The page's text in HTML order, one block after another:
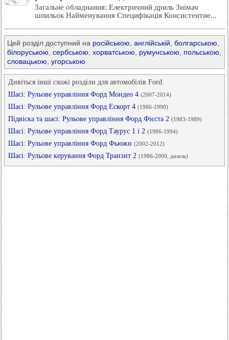
Загальне обладнання: Електричний дриль Знімач
шпильок Найменування Специфікація Консистентне...
Цей розділ доступний на російською англійській болгарською
білоруською сербською хорватською румунською польською
словацькою угорською
Дивіться інші схожі розділи для автомобілів Ford:
Шасі: Рульове управління Форд Мондео 4 (2007-2014)
Шасі: Рульове управління Форд Ескорт 4 (1986-1990)
Підвіска та шасі: Рульове управління Форд Фієста 2 (1983-1989)
Шасі: Рульове управління Форд Таурус 1 і 2 (1986-1994)
Шасі: Рульове управління Форд Фьюжн (2002-2012)
Шасі: Рульове керування Форд Транзит 2 (1986-2000, дизель)